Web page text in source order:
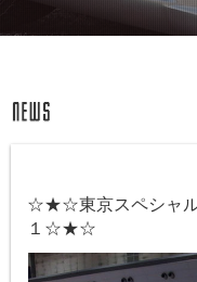
CONTACT US
☆★☆東京スペシャル
１☆★☆